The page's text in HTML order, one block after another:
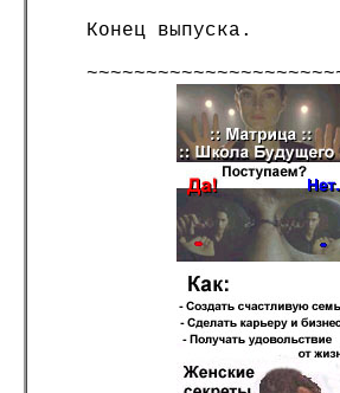
Конец выпуска.